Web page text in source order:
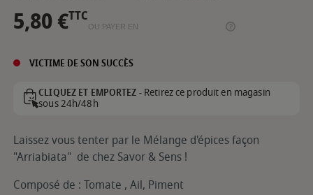
5,80 €TTC
OU PAYER EN
VICTIME DE SON SUCCÈS
CLIQUEZ ET EMPORTEZ -Retirez ce produit en magasin
sous 24h/48h
Laissez vous tenter par le Mélange d'épices façon
"Arriabiata" de chez Savor & Sens !
Composé de : Tomate , Ail, Piment